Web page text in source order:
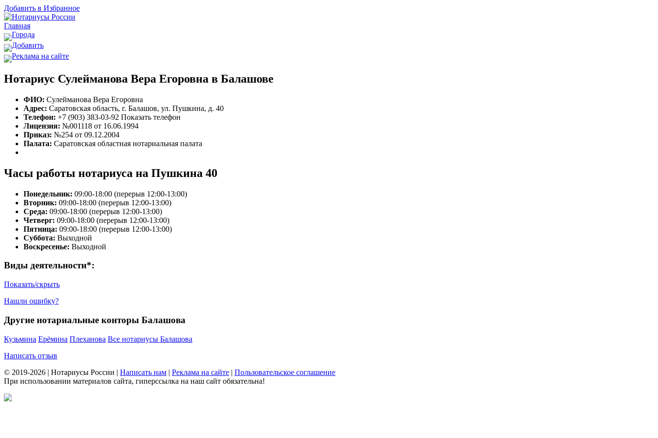
Добавить в Избранное
Главная
Города
Добавить
Реклама на сайте
Нотариус Сулейманова Вера Егоровна в Балашове
ФИО: Сулейманова Вера Егоровна
Адрес: Саратовская область, г. Балашов, ул. Пушкина, д. 40
Телефон: +7 (903) 383-03-92 Показать телефон
Лицензия: №001118 от 16.06.1994
Приказ: №254 от 09.12.2004
Палата: Саратовская областная нотариальная палата
Часы работы нотариуса на Пушкина 40
Понедельник: 09:00-18:00 (перерыв 12:00-13:00)
Вторник: 09:00-18:00 (перерыв 12:00-13:00)
Среда: 09:00-18:00 (перерыв 12:00-13:00)
Четверг: 09:00-18:00 (перерыв 12:00-13:00)
Пятница: 09:00-18:00 (перерыв 12:00-13:00)
Суббота: Выходной
Воскресенье: Выходной
Виды деятельности*:
Показать/скрыть
Нашли ошибку?
Другие нотариальные конторы Балашова
Кузьмина Ерёмина Плеханова Все нотариусы Балашова
Написать отзыв
© 2019-2026 | Нотариусы России | Написать нам | Реклама на сайте | Пользовательское соглашение
При использовании материалов сайта, гиперссылка на наш сайт обязательна!